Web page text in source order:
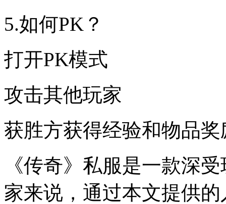
5.如何PK？
打开PK模式
攻击其他玩家
获胜方获得经验和物品奖
《传奇》私服是一款深
家来说，通过本文提供